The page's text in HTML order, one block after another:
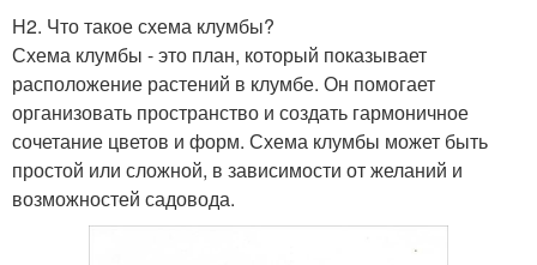
H2. Что такое схема клумбы?
Схема клумбы - это план, который показывает
расположение растений в клумбе. Он помогает
организовать пространство и создать гармоничное
сочетание цветов и форм. Схема клумбы может быть
простой или сложной, в зависимости от желаний и
возможностей садовода.